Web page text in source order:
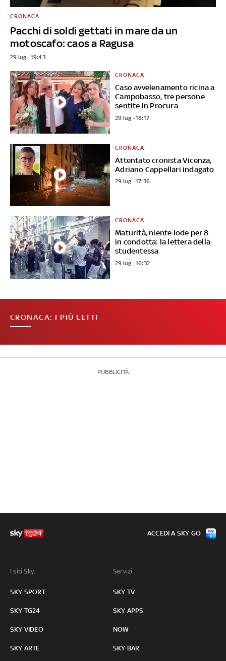
Pacchi di soldi gettati in mare da un
motoscafo: caos a Ragusa
CRONACA
29 lug - 19:43
Caso avvelenamento ricina a
Campobasso, tre persone
sentite in Procura
CRONACA
29 lug - 18:17
Attentato cronista Vicenza,
Adriano Cappellari indagato
CRONACA
29 lug - 17:36
Maturità, niente lode per 8
in condotta: la lettera della
studentessa
CRONACA
29 lug - 16:32
CRONACA: I PIÙ LETTI
PUBBLICITÀ
I siti Sky:
SKY SPORT
SKY TG24
SKY VIDEO
SKY ARTE
Servizi:
SKY TV
SKY APPS
NOW
SKY BAR
ACCEDI A SKY GO